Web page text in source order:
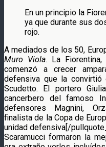
En un principio la
ya que durante sus
rojo.
A mediados de los 50,
Muro Viola. La Fiorentina,
comenzó a crecer
defensiva que la
Scudetto. El portero
cancerbero del famoso
defensores Magnini,
finalista de la Copa de
unidad defensiva[/
Scaramucci formaron la